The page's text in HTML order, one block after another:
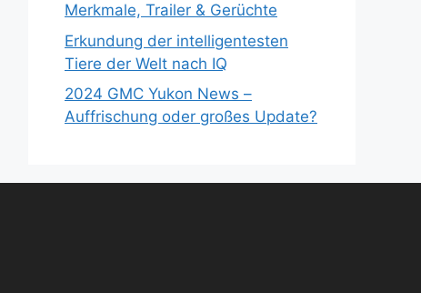
Merkmale, Trailer & Gerüchte
Erkundung der intelligentesten
Tiere der Welt nach IQ
2024 GMC Yukon News –
Auffrischung oder großes Update?